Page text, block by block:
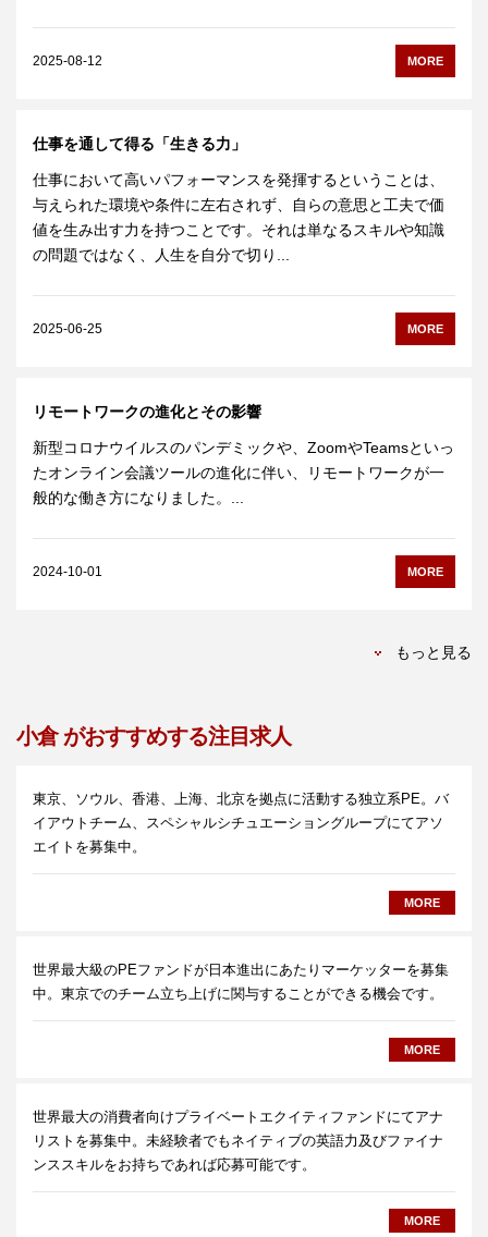
2025-08-12 MORE
仕事を通して得る「生きる力」
仕事において高いパフォーマンスを発揮するということは、
与えられた環境や条件に左右されず、自らの意思と工夫で価
値を生み出す力を持つことです。それは単なるスキルや知識
の問題ではなく、人生を自分で切り...
2025-06-25 MORE
リモートワークの進化とその影響
新型コロナウイルスのパンデミックや、ZoomやTeamsといっ
たオンライン会議ツールの進化に伴い、リモートワークが一
般的な働き方になりました。...
2024-10-01 MORE
もっと見る
小倉 がおすすめする注目求人
東京、ソウル、香港、上海、北京を拠点に活動する独立系PE。バ
イアウトチーム、スペシャルシチュエーショングループにてアソ
エイトを募集中。
MORE
世界最大級のPEファンドが日本進出にあたりマーケッターを募集
中。東京でのチーム立ち上げに関与することができる機会です。
MORE
世界最大の消費者向けプライベートエクイティファンドにてアナ
リストを募集中。未経験者でもネイティブの英語力及びファイナ
ンススキルをお持ちであれば応募可能です。
MORE